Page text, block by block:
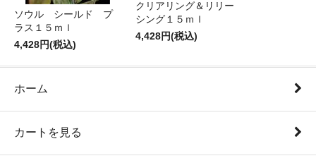
ソウル シールド プ
ラス１５ｍｌ
4,428円(税込)
クリアリング＆リリー
シング１５ｍｌ
4,428円(税込)
ホーム
カートを見る